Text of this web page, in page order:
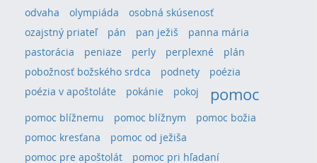
odvaha
olympiáda
osobná skúsenosť
ozajstný priateľ
pán pan ježiš
panna mária
pastorácia
peniaze perly perplexné
plán
pobožnosť božského srdca
podnety
poézia
poézia v apoštoláte
pokánie pokoj pomoc
pomoc blížnemu pomoc blížnym
pomoc božia
pomoc kresťana
pomoc od ježiša
pomoc pre apoštolát
pomoc pri hľadaní